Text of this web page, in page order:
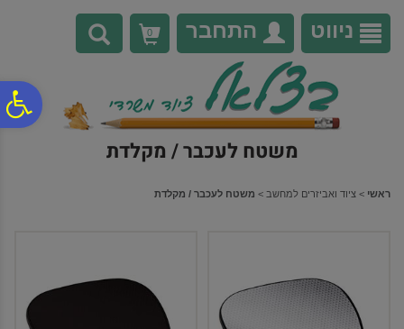
נגישות
אתר
המרכזי
ניווט התחבר 0
משטח לעכבר / מקלדת
ראשי > ציוד ואביזרים למחשב > משטח לעכבר / מקלדת